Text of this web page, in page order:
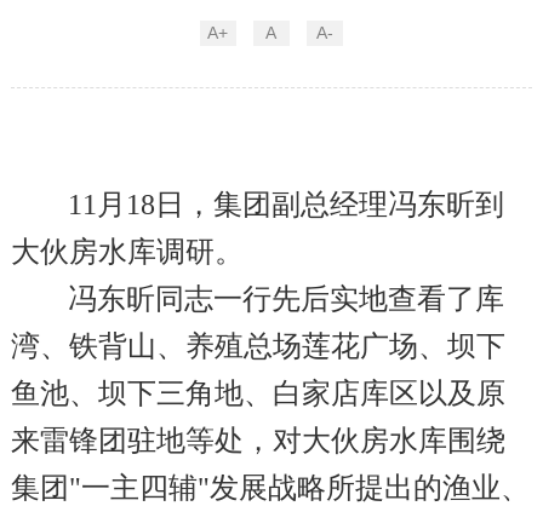
A+ A A-
11 月18日，集团副总经理冯东昕到
大伙房水库调研。
冯东昕同志一行先后实地查看了库
湾、铁背山、养殖总场莲花广场、坝下
鱼池、坝下三角地、白家店库区以及原
来雷锋团驻地等处，对大伙房水库围绕
集团"一主四辅"发展战略所提出的渔业、